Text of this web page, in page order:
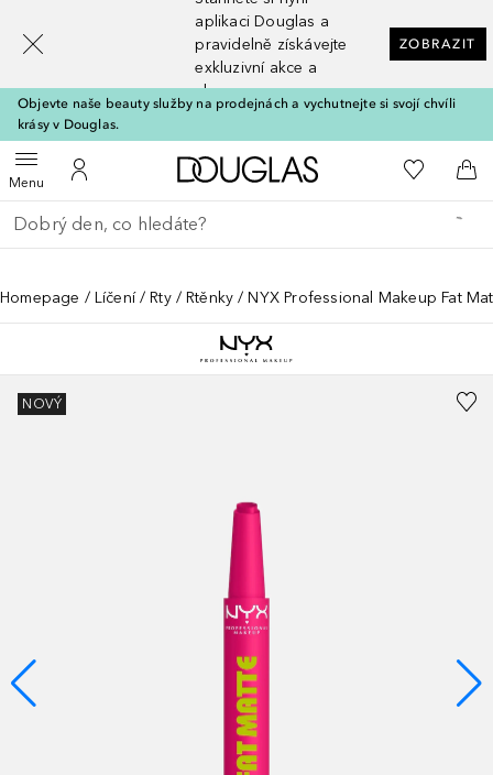
aplikaci Douglas a
pravidelně získávejte
exkluzivní akce a
slevy
ZOBRAZIT
Objevte naše beauty služby na prodejnách a vychutnejte si svojí chvíli
krásy v Douglas.
MenuOtevřít menuK mému účtu
Domů K mému
Do
Vraťte se
Proveďte vyhledávání
Homepage Líčení Rty Rtěnky NYX Professional Makeup Fat
NOVÝ
[navigation.slideout.screenreader]